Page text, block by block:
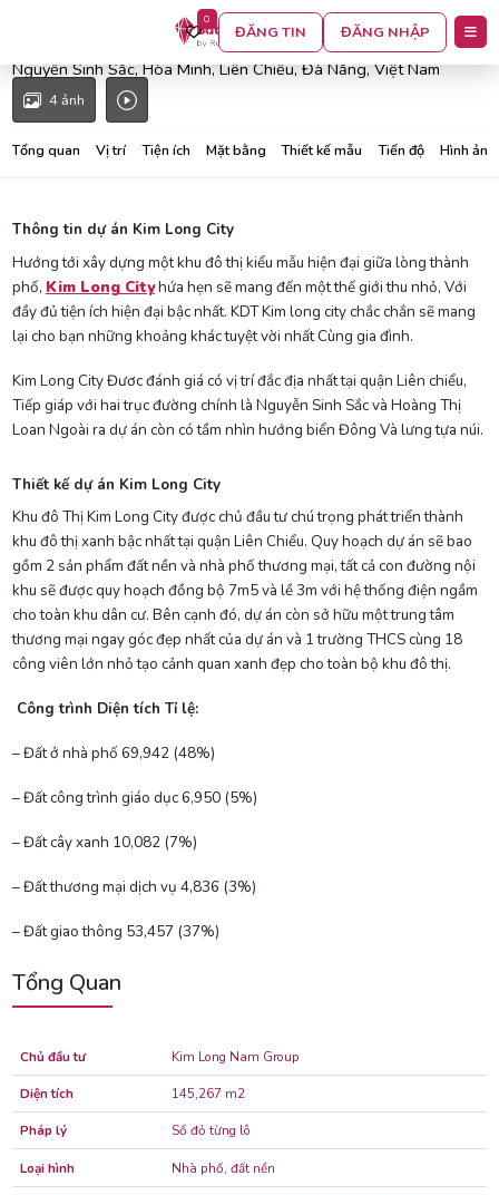
0
ĐĂNG TIN ĐĂNG NHẬP
Kim Long City Đà Nẵng
Nguyễn Sinh Sắc, Hòa Minh, Liên Chiểu, Đà Nẵng, Việt Nam
4 ảnh
Tổng quan Vị trí Tiện ích Mặt bằng Thiết kế mẫu Tiến độ Hình ảnh
Thông tin dự án Kim Long City
Hướng tới xây dựng một khu đô thị kiểu mẫu hiện đại giữa lòng thành
phố, Kim Long Cityhứa hẹn sẽ mang đến một thế giới thu nhỏ, Với
đầy đủ tiện ích hiện đại bậc nhất. KDT Kim long city chắc chắn sẽ mang
lại cho bạn những khoảng khác tuyệt vời nhất Cùng gia đình.
Kim Long City Đươc đánh giá có vị trí đắc địa nhất tại quận Liên chiểu,
Tiếp giáp với hai trục đường chính là Nguyễn Sinh Sắc và Hoàng Thị
Loan Ngoài ra dự án còn có tầm nhìn hướng biển Đông Và lưng tựa núi.
Thiết kế dự án Kim Long City
Khu đô Thị Kim Long City được chủ đầu tư chú trọng phát triển thành
khu đô thị xanh bậc nhất tại quận Liên Chiểu. Quy hoạch dự án sẽ bao
gồm 2 sản phẩm đất nền và nhà phố thương mại, tất cả con đường nội
khu sẽ được quy hoạch đồng bộ 7m5 và lề 3m với hệ thống điện ngầm
cho toàn khu dân cư. Bên cạnh đó, dự án còn sở hữu một trung tâm
thương mại ngay góc đẹp nhất của dự án và 1 trường THCS cùng 18
công viên lớn nhỏ tạo cảnh quan xanh đẹp cho toàn bộ khu đô thị.
Công trình Diện tích Tỉ lệ:
– Đất ở nhà phố 69,942 (48%)
– Đất công trình giáo dục 6,950 (5%)
– Đất cây xanh 10,082 (7%)
– Đất thương mại dịch vụ 4,836 (3%)
– Đất giao thông 53,457 (37%)
Tổng Quan
Chủ đầu tư Kim Long Nam Group
Diện tích 145,267 m2
Pháp lý Sổ đỏ từng lô
Loại hình Nhà phố, đất nền